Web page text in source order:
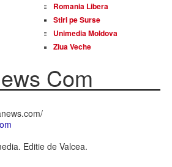
Romania Libera
Stiri pe Surse
Unimedia Moldova
Ziua Veche
Com
Editie de Valcea.